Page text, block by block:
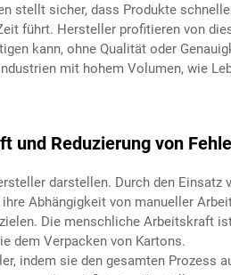
stellt sicher, dass Produkte
führt. Hersteller profitieren von
kann, ohne Qualität oder
mit hohem Volumen, wie
und Reduzierung von
darstellen. Durch den Einsatz
Abhängigkeit von manueller
Die menschliche Arbeitskraft
dem Verpacken von Kartons.
indem sie den gesamten Prozess